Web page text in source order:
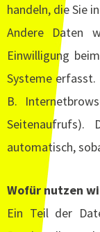
handeln, die Sie
Andere Daten
Einwilligung
Systeme erfasst.
B.
Seitenaufrufs).
automatisch,
Wofür nutzen
Ein Teil der